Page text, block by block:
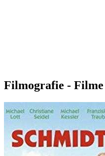
Filmografie - Filme